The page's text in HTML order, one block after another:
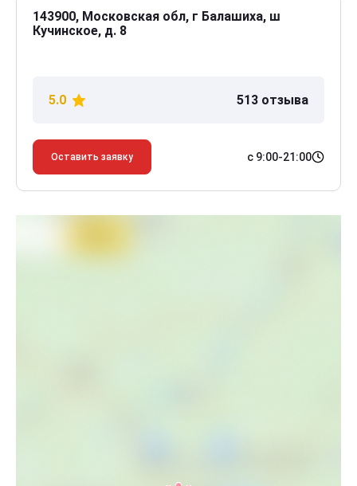
143900, Московская обл, г Балашиха, ш
Кучинское, д. 8
5.0 513 отзыва
Оставить заявку с 9:00-21:00